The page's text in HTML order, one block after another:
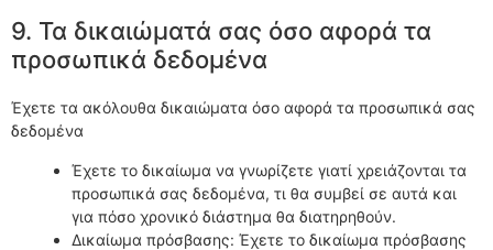
9. Τα δικαιώματά σας όσο αφορά τα
προσωπικά δεδομένα
Έχετε τα ακόλουθα δικαιώματα όσο αφορά τα προσωπικά σας
δεδομένα
Έχετε το δικαίωμα να γνωρίζετε γιατί χρειάζονται τα
προσωπικά σας δεδομένα, τι θα συμβεί σε αυτά και
για πόσο χρονικό διάστημα θα διατηρηθούν.
Δικαίωμα πρόσβασης: Έχετε το δικαίωμα πρόσβασης